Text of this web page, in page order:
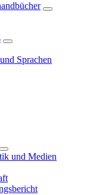
Sprachen
und Medien